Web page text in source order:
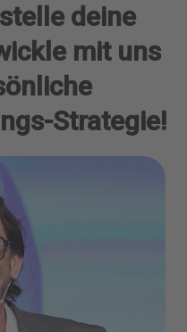
deine
mit uns
Strategie!